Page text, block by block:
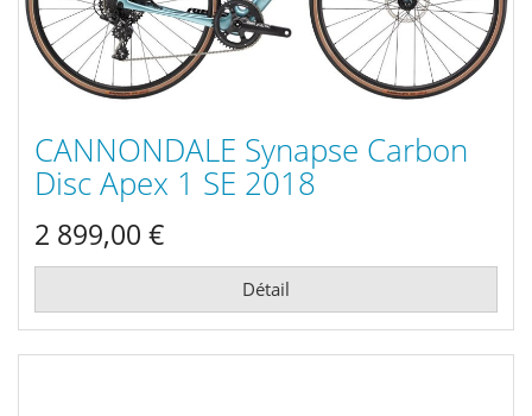
CANNONDALE Synapse Carbon
Disc Apex 1 SE 2018
2 899,00 €
Détail